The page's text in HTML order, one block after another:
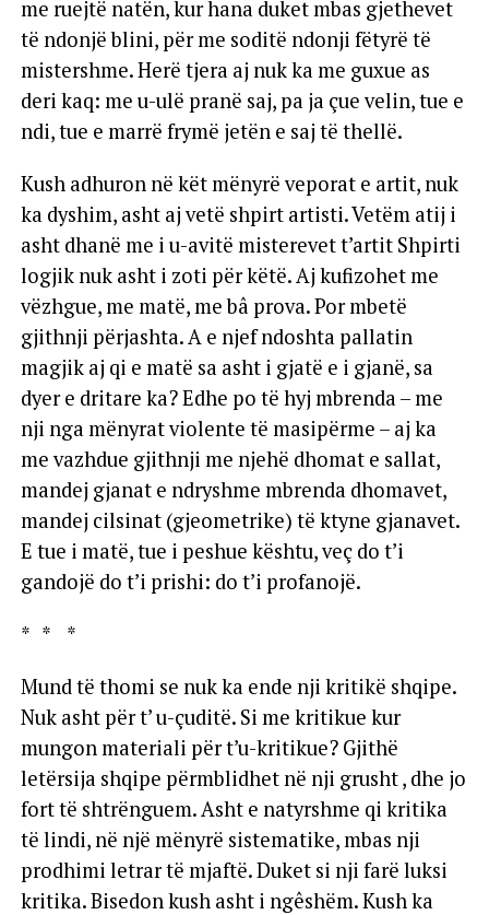
me ruejtë natën, kur hana duket mbas gjethevet
të ndonjë blini, për me soditë ndonji fëtyrë të
mistershme. Herë tjera aj nuk ka me guxue as
deri kaq: me u-ulë pranë saj, pa ja çue velin, tue e
ndi, tue e marrë frymë jetën e saj të thellë.
Kush adhuron në kët mënyrë veporat e artit, nuk
ka dyshim, asht aj vetë shpirt artisti. Vetëm atij i
asht dhanë me i u-avitë misterevet t’artit Shpirti
logjik nuk asht i zoti për këtë. Aj kufizohet me
vëzhgue, me matë, me bâ prova. Por mbetë
gjithnji përjashta. A e njef ndoshta pallatin
magjik aj qi e matë sa asht i gjatë e i gjanë, sa
dyer e dritare ka? Edhe po të hyj mbrenda – me
nji nga mënyrat violente të masipërme – aj ka
me vazhdue gjithnji me njehë dhomat e sallat,
mandej gjanat e ndryshme mbrenda dhomavet,
mandej cilsinat (gjeometrike) të ktyne gjanavet.
E tue i matë, tue i peshue kështu, veç do t’i
gandojë do t’i prishi: do t’i profanojë.
* * *
Mund të thomi se nuk ka ende nji kritikë shqipe.
Nuk asht për t’ u-çuditë. Si me kritikue kur
mungon materiali për t’u-kritikue? Gjithë
letërsija shqipe përmblidhet në nji grusht , dhe jo
fort të shtrënguem. Asht e natyrshme qi kritika
të lindi, në një mënyrë sistematike, mbas nji
prodhimi letrar të mjaftë. Duket si nji farë luksi
kritika. Bisedon kush asht i ngêshëm. Kush ka